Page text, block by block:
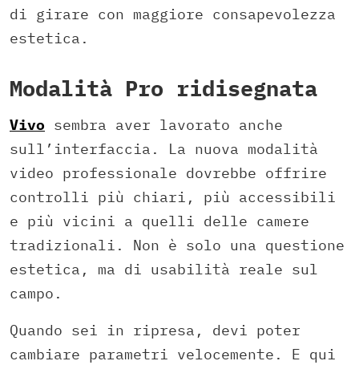
di girare con maggiore consapevolezza
estetica.
Modalità Pro ridisegnata
Vivo sembra aver lavorato anche
sull’interfaccia. La nuova modalità
video professionale dovrebbe offrire
controlli più chiari, più accessibili
e più vicini a quelli delle camere
tradizionali. Non è solo una questione
estetica, ma di usabilità reale sul
campo.
Quando sei in ripresa, devi poter
cambiare parametri velocemente. E qui